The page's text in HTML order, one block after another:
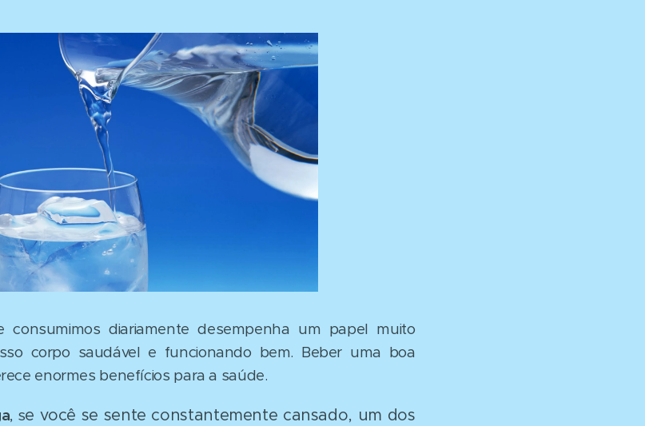
diariamente desempenha um papel muito
corpo saudável e funcionando bem. Beber uma boa
enormes benefícios para a saúde.
, se você se sente constantemente cansado, um dos